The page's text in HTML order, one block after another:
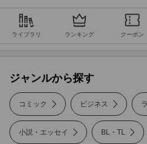
ライブラリ ランキング クーポン
ジャンルから探す
コミック ビジネス
小説・エッセイ BL・TL
BL・TL
ミステリー・サスペンス
ノンフィクション